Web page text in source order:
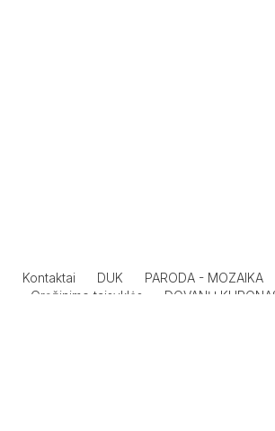
Kontaktai DUK PARODA - MOZAIKA
Grąžinimo taisyklės
DOVANŲ